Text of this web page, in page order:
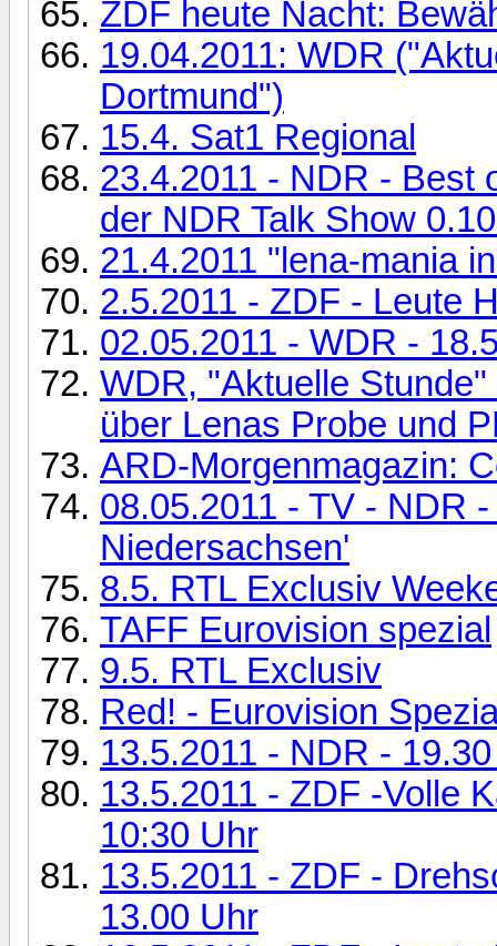
ZDF heute Nacht:
19.04.2011: WDR
Dortmund")
15.4. Sat1 Regional
23.4.2011 - NDR - Best
der NDR Talk Show
21.4.2011 "lena-mania
2.5.2011 - ZDF - Leute
02.05.2011 - WDR -
WDR, "Aktuelle
über Lenas Probe und
ARD-Morgenmagazin:
08.05.2011 - TV - NDR
Niedersachsen'
8.5. RTL Exclusiv
TAFF Eurovision spezial
9.5. RTL Exclusiv
Red! - Eurovision
13.5.2011 - NDR -
13.5.2011 - ZDF -Volle
10:30 Uhr
13.5.2011 - ZDF -
13.00 Uhr